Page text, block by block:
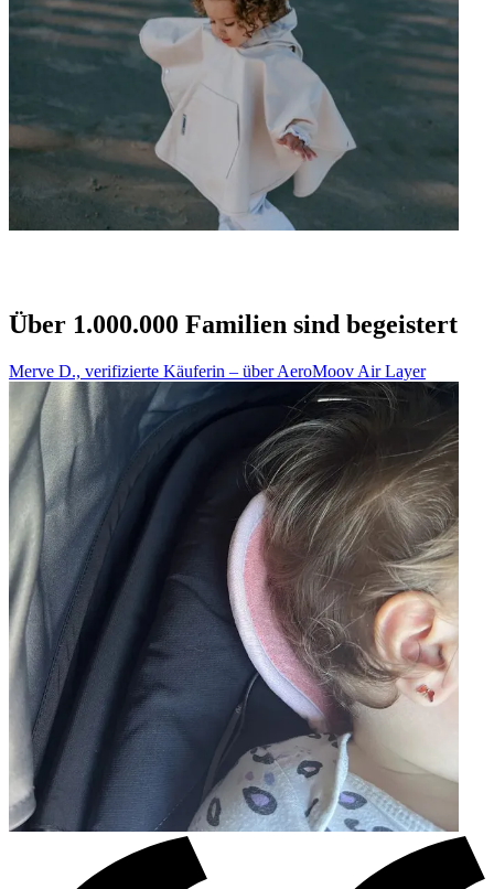
Über 1.000.000 Familien sind begeistert
Merve D., verifizierte Käuferin – über AeroMoov Air Layer